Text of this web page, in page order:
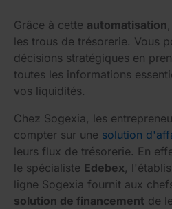
Grâce à cette automatisation
les trous de trésorerie. Vous
décisions stratégiques en
toutes les informations
vos liquidités.
Chez Sogexia, les
compter sur une solution
leurs flux de trésorerie. En
le spécialiste Edebex,
ligne Sogexia fournit aux
solution de financement de